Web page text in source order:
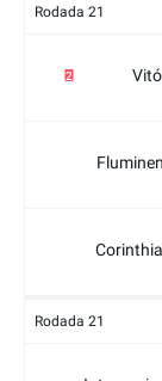
Rodada 21
2
Rodada 21